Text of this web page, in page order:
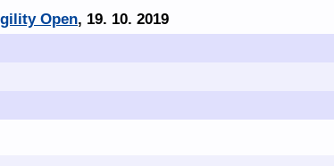
Open, 19. 10. 2019